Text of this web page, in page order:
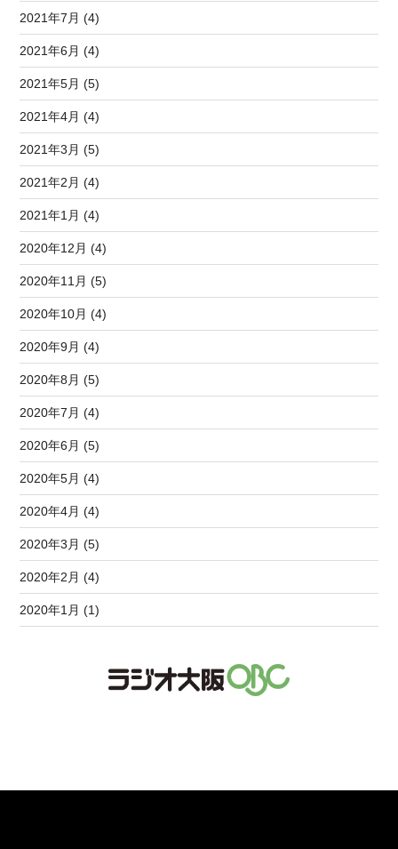
2021年7月 (4)
2021年6月 (4)
2021年5月 (5)
2021年4月 (4)
2021年3月 (5)
2021年2月 (4)
2021年1月 (4)
2020年12月 (4)
2020年11月 (5)
2020年10月 (4)
2020年9月 (4)
2020年8月 (5)
2020年7月 (4)
2020年6月 (5)
2020年5月 (4)
2020年4月 (4)
2020年3月 (5)
2020年2月 (4)
2020年1月 (1)